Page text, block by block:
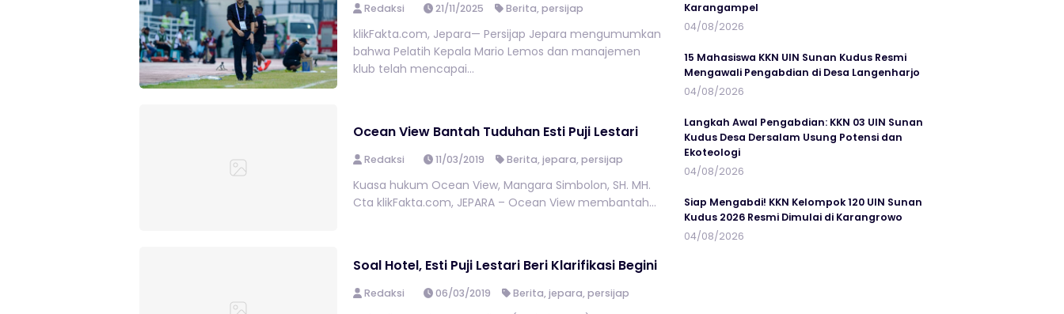
Redaksi 21/11/2025 Berita,persijap
klikFakta.com, Jepara— Persijap Jepara mengumumkan
bahwa Pelatih Kepala Mario Lemos dan manajemen
klub telah mencapai...
Ocean View Bantah Tuduhan Esti Puji Lestari
Redaksi 11/03/2019 Berita,jepara,persijap
Kuasa hukum Ocean View, Mangara Simbolon, SH. MH.
Cta klikFakta.com, JEPARA – Ocean View membantah...
Soal Hotel, Esti Puji Lestari Beri Klarifikasi Begini
Redaksi 06/03/2019 Berita,jepara,persijap
Karangampel
04/08/2026
15 Mahasiswa KKN UIN Sunan Kudus Resmi
Mengawali Pengabdian di Desa Langenharjo
04/08/2026
Langkah Awal Pengabdian: KKN 03 UIN Sunan
Kudus Desa Dersalam Usung Potensi dan
Ekoteologi
04/08/2026
Siap Mengabdi! KKN Kelompok 120 UIN Sunan
Kudus 2026 Resmi Dimulai di Karangrowo
04/08/2026